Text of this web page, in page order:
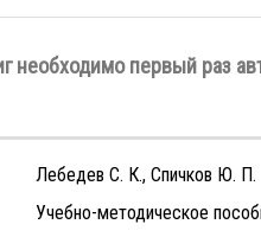
необходимо первый раз
Лебедев С. К., Спичков Ю. П.
Учебно-методическое